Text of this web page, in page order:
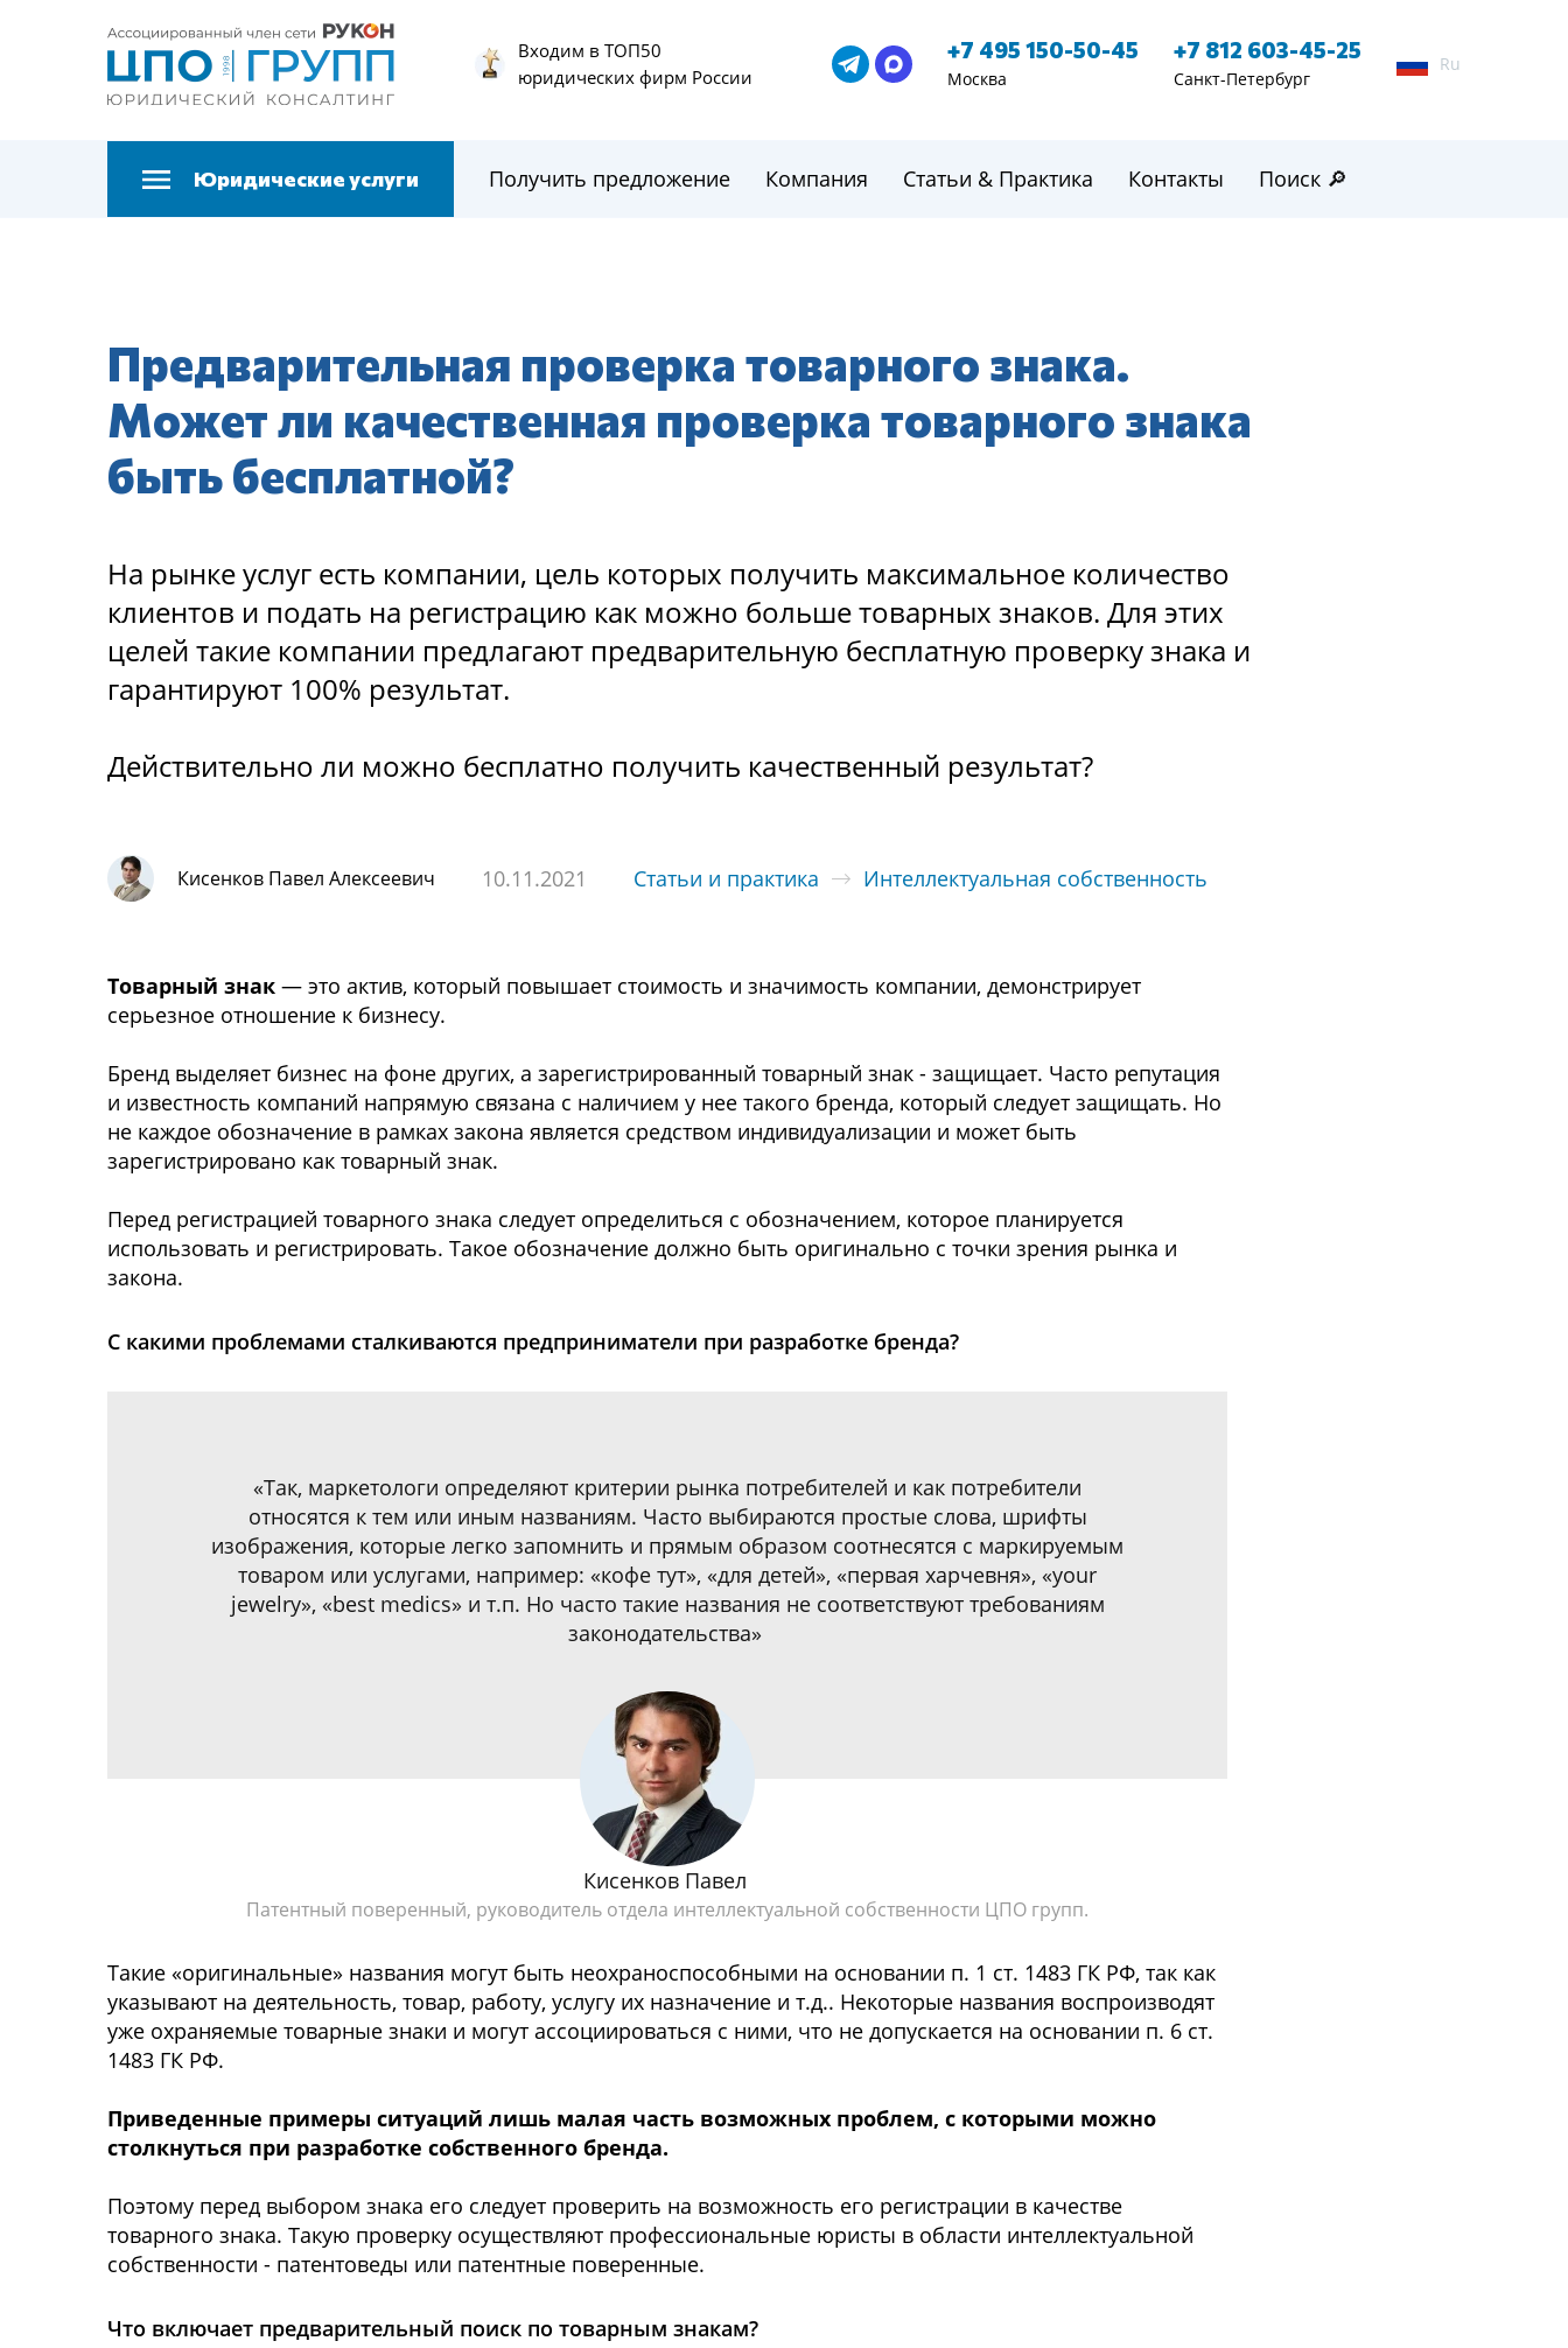
Входим в ТОП50
юридических фирм России
+7 495 150-50-45
Москва
+7 812 603-45-25
Санкт-Петербург
Ru
Юридические услуги Получить предложение Компания Статьи & Практика Контакты Поиск 🔎
Предварительная проверка товарного знака.
Может ли качественная проверка товарного знака
быть бесплатной?
На рынке услуг есть компании, цель которых получить максимальное количество
клиентов и подать на регистрацию как можно больше товарных знаков. Для этих
целей такие компании предлагают предварительную бесплатную проверку знака и
гарантируют 100% результат.
Действительно ли можно бесплатно получить качественный результат?
Кисенков Павел Алексеевич 10.11.2021 Статьи и практика Интеллектуальная собственность
Товарный знак — это актив, который повышает стоимость и значимость компании, демонстрирует
серьезное отношение к бизнесу.
Бренд выделяет бизнес на фоне других, а зарегистрированный товарный знак - защищает. Часто репутация
и известность компаний напрямую связана с наличием у нее такого бренда, который следует защищать. Но
не каждое обозначение в рамках закона является средством индивидуализации и может быть
зарегистрировано как товарный знак.
Перед регистрацией товарного знака следует определиться с обозначением, которое планируется
использовать и регистрировать. Такое обозначение должно быть оригинально с точки зрения рынка и
закона.
С какими проблемами сталкиваются предприниматели при разработке бренда?
«Так, маркетологи определяют критерии рынка потребителей и как потребители
относятся к тем или иным названиям. Часто выбираются простые слова, шрифты
изображения, которые легко запомнить и прямым образом соотнесятся с маркируемым
товаром или услугами, например: «кофе тут», «для детей», «первая харчевня», «your
jewelry», «best medics» и т.п. Но часто такие названия не соответствуют требованиям
законодательства»
Кисенков Павел
Патентный поверенный, руководитель отдела интеллектуальной собственности ЦПО групп.
Такие «оригинальные» названия могут быть неохраноспособными на основании п. 1 ст. 1483 ГК РФ, так как
указывают на деятельность, товар, работу, услугу их назначение и т.д.. Некоторые названия воспроизводят
уже охраняемые товарные знаки и могут ассоциироваться с ними, что не допускается на основании п. 6 ст.
1483 ГК РФ.
Приведенные примеры ситуаций лишь малая часть возможных проблем, с которыми можно
столкнуться при разработке собственного бренда.
Поэтому перед выбором знака его следует проверить на возможность его регистрации в качестве
товарного знака. Такую проверку осуществляют профессиональные юристы в области интеллектуальной
собственности - патентоведы или патентные поверенные.
Что включает предварительный поиск по товарным знакам?